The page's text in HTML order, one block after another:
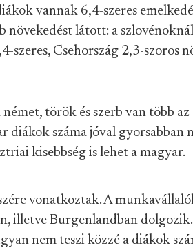
vannak 6,4-szeres
látott: a
szeres, Csehország 2,3-szoros
török és szerb van több
diákok száma jóval gyorsabban
kisebbség is lehet a magyar.
vonatkoztak. A
illetve Burgenlandban
nem teszi közzé a diákok